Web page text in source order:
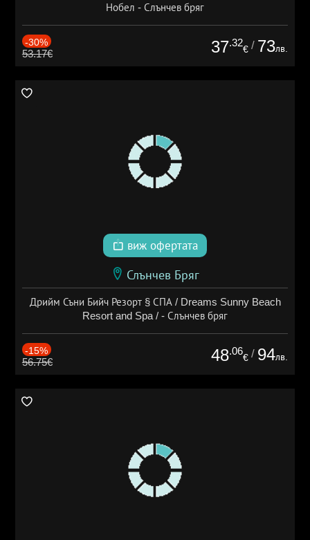
Нобел - Слънчев бряг
-30%
53.17€ 37.32
€ / 73лв.
виж офертата
Слънчев Бряг
Дрийм Съни Бийч Резорт § СПА / Dreams Sunny Beach
Resort and Spa / - Слънчев бряг
-15%
56.75€ 48.06
€ / 94лв.